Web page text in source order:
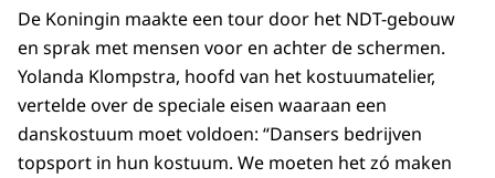
De Koningin maakte een tour door het NDT-gebouw
en sprak met mensen voor en achter de schermen.
Yolanda Klompstra, hoofd van het kostuumatelier,
vertelde over de speciale eisen waaraan een
danskostuum moet voldoen: “Dansers bedrijven
topsport in hun kostuum. We moeten het zó maken